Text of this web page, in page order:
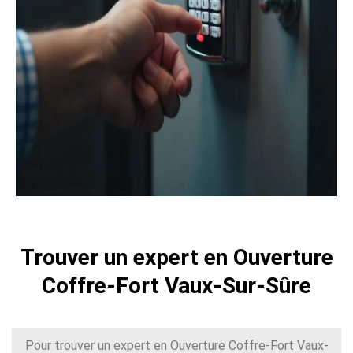
Trouver un expert en Ouverture
Coffre-Fort Vaux-Sur-Sûre
Pour trouver un expert en Ouverture Coffre-Fort Vaux-